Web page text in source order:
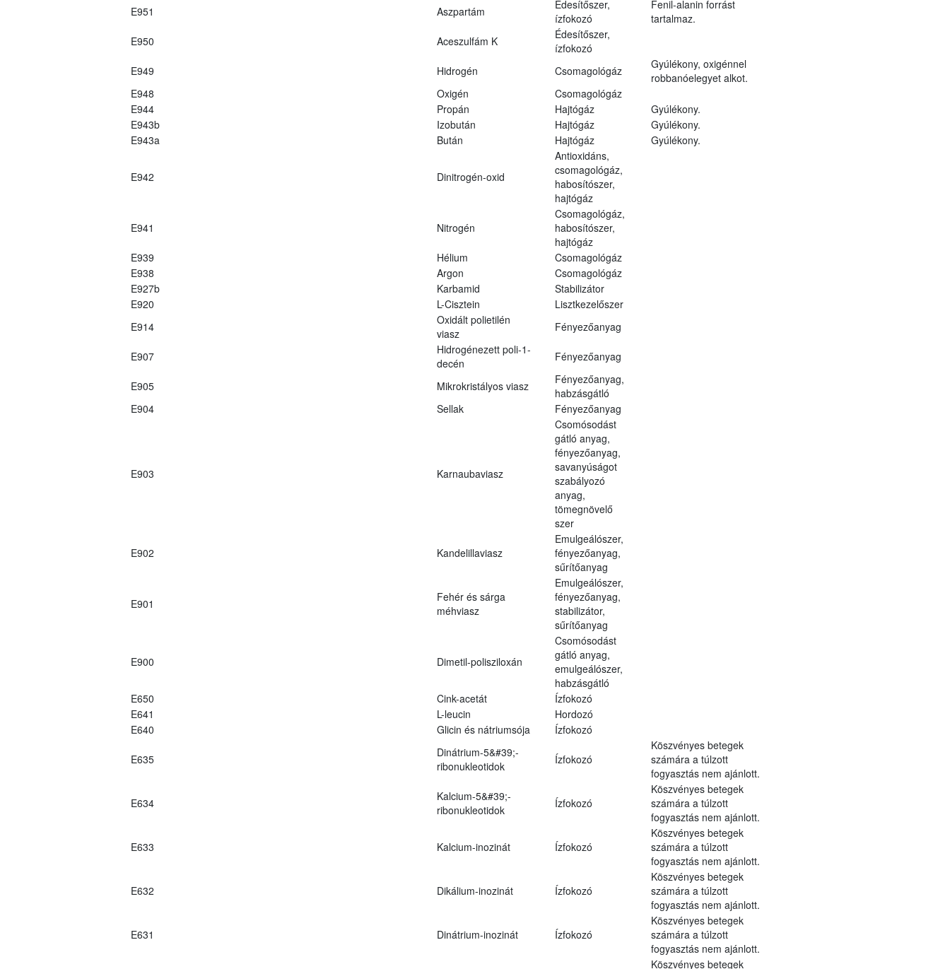
E951
Aszpartám
Édesítőszer,
ízfokozó
Fenil-alanin forrást
tartalmaz.
E950
Aceszulfám K
Édesítőszer,
ízfokozó
E949
Hidrogén Csomagológáz
Gyúlékony, oxigénnel
robbanóelegyet alkot.
E948
Oxigén
Csomagológáz
E944
Propán Hajtógáz
Gyúlékony.
E943b
Izobután Hajtógáz
Gyúlékony.
E943a
Bután Hajtógáz Gyúlékony.
E942 Dinitrogén-oxid
Antioxidáns,
csomagológáz,
habosítószer,
hajtógáz
E941 Nitrogén
Csomagológáz,
habosítószer,
hajtógáz
E939
Hélium
Csomagológáz
E938
Argon
Csomagológáz
E927b
Karbamid
Stabilizátor
E920
L-Cisztein
Lisztkezelőszer
E914
Oxidált polietilén
viasz
Fényezőanyag
E907
Hidrogénezett poli-1-
decén
Fényezőanyag
E905 Mikrokristályos viasz
Fényezőanyag,
habzásgátló
E904
Sellak Fényezőanyag
E903 Karnaubaviasz
Csomósodást
gátló anyag,
fényezőanyag,
savanyúságot
szabályozó
anyag,
tömegnövelő
szer
E902 Kandelillaviasz
Emulgeálószer,
fényezőanyag,
sűrítőanyag
E901
Fehér és sárga
méhviasz
Emulgeálószer,
fényezőanyag,
stabilizátor,
sűrítőanyag
E900 Dimetil-polisziloxán
Csomósodást
gátló anyag,
emulgeálószer,
habzásgátló
E650
Cink-acetát
Ízfokozó
E641
L-leucin
Hordozó
E640
Glicin és nátriumsója Ízfokozó
E635
Dinátrium-5&#39;-
ribonukleotidok
Ízfokozó
Köszvényes betegek
számára a túlzott
fogyasztás nem ajánlott.
E634
Kalcium-5&#39;-
ribonukleotidok
Ízfokozó
Köszvényes betegek
számára a túlzott
fogyasztás nem ajánlott.
E633 Kalcium-inozinát Ízfokozó
Köszvényes betegek
számára a túlzott
fogyasztás nem ajánlott.
E632 Dikálium-inozinát Ízfokozó
Köszvényes betegek
számára a túlzott
fogyasztás nem ajánlott.
E631 Dinátrium-inozinát Ízfokozó
Köszvényes betegek
számára a túlzott
fogyasztás nem ajánlott.
Köszvényes betegek